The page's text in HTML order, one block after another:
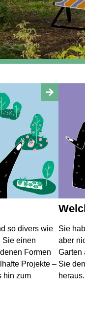
so divers wie
Sie einen
Formen
Projekte –
hin zum
Sie
aber
Garten
Sie